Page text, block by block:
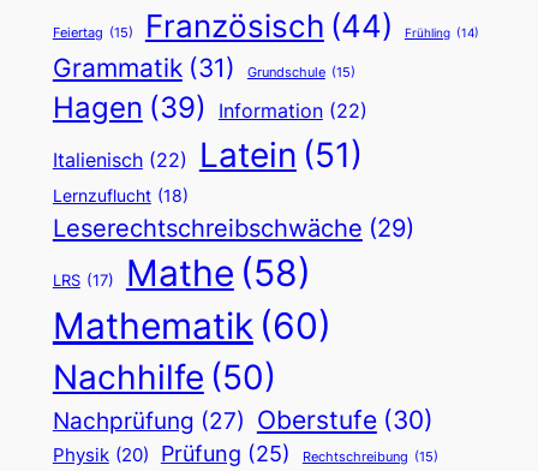
Feiertag (15) Französisch (44) Frühling (14)
Grammatik (31) Grundschule (15)
Hagen (39) Information (22)
Italienisch (22) Latein (51)
Lernzuflucht (18)
Leserechtschreibschwäche (29)
LRS (17) Mathe (58)
Mathematik (60)
Nachhilfe (50)
Nachprüfung (27) Oberstufe (30)
Physik (20) Prüfung (25) Rechtschreibung (15)